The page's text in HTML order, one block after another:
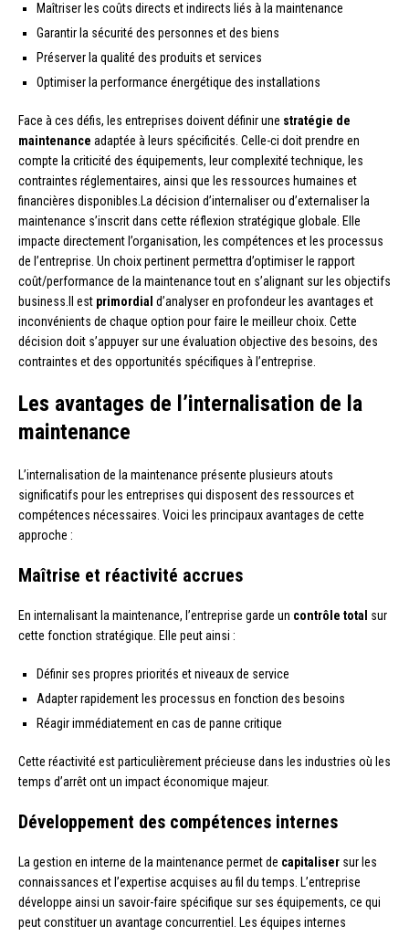
Maîtriser les coûts directs et indirects liés à la maintenance
Garantir la sécurité des personnes et des biens
Préserver la qualité des produits et services
Optimiser la performance énergétique des installations
Face à ces défis, les entreprises doivent définir une stratégie de
maintenance adaptée à leurs spécificités. Celle-ci doit prendre en
compte la criticité des équipements, leur complexité technique, les
contraintes réglementaires, ainsi que les ressources humaines et
financières disponibles.La décision d’internaliser ou d’externaliser la
maintenance s’inscrit dans cette réflexion stratégique globale. Elle
impacte directement l’organisation, les compétences et les processus
de l’entreprise. Un choix pertinent permettra d’optimiser le rapport
coût/performance de la maintenance tout en s’alignant sur les objectifs
business.Il est primordial d’analyser en profondeur les avantages et
inconvénients de chaque option pour faire le meilleur choix. Cette
décision doit s’appuyer sur une évaluation objective des besoins, des
contraintes et des opportunités spécifiques à l’entreprise.
Les avantages de l’internalisation de la
maintenance
L’internalisation de la maintenance présente plusieurs atouts
significatifs pour les entreprises qui disposent des ressources et
compétences nécessaires. Voici les principaux avantages de cette
approche :
Maîtrise et réactivité accrues
En internalisant la maintenance, l’entreprise garde un contrôle total sur
cette fonction stratégique. Elle peut ainsi :
Définir ses propres priorités et niveaux de service
Adapter rapidement les processus en fonction des besoins
Réagir immédiatement en cas de panne critique
Cette réactivité est particulièrement précieuse dans les industries où les
temps d’arrêt ont un impact économique majeur.
Développement des compétences internes
La gestion en interne de la maintenance permet de capitaliser sur les
connaissances et l’expertise acquises au fil du temps. L’entreprise
développe ainsi un savoir-faire spécifique sur ses équipements, ce qui
peut constituer un avantage concurrentiel. Les équipes internes